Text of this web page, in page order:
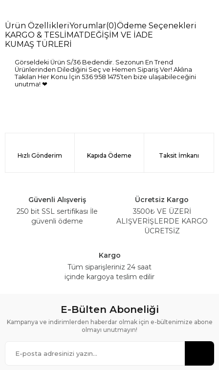
Ürün ÖzellikleriYorumlar(0)Ödeme Seçenekleri
KARGO & TESLİMAT DEĞİŞİM VE İADE
KUMAŞ TÜRLERİ
Görseldeki Ürün S/36 Bedendir. Sezonun En Trend
Ürünlerinden Dilediğini Seç ve Hemen Sipariş Ver! Aklına
Takılan Her Konu İçin 536 958 1475’ten bize ulaşabileceğini
unutma! ❤
Hızlı Gönderim Kapıda Ödeme Taksit İmkanı
Güvenli Alışveriş
250 bit SSL sertifikası İle
güvenli ödeme
Ücretsiz Kargo
3500₺ VE ÜZERİ
ALIŞVERİŞLERDE KARGO
ÜCRETSİZ
Kargo
Tüm siparişleriniz 24 saat
içinde kargoya teslim edilir
E-Bülten Aboneliği
Kampanya ve indirimlerden haberdar olmak için e-bültenimize abone
olmayı unutmayın!